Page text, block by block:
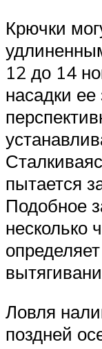
Крючки
12 до 14
насадки
пытается
Подобное
несколько
Ловля
поздней